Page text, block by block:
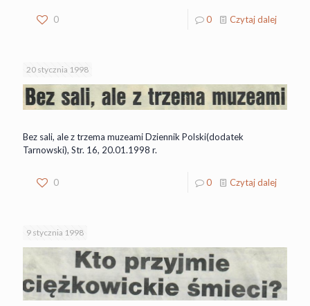
0 0 Czytaj dalej
20 stycznia 1998
Bez sali, ale z trzema muzeami Dziennik Polski(dodatek
Tarnowski), Str. 16, 20.01.1998 r.
0 0 Czytaj dalej
9 stycznia 1998